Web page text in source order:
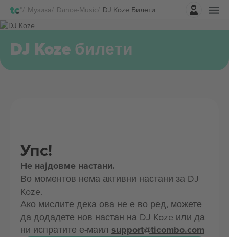
Музика Dance-Music DJ Koze Билети
Најави се
DJ Koze билети
Упс!
Не најдовме настани.
Во моментов нема активни настани за DJ
Koze.
Ако мислите дека ова не е во ред, можете
да додадете нов настан на DJ Koze или да
ни испратите е-маил support@ticombo.com